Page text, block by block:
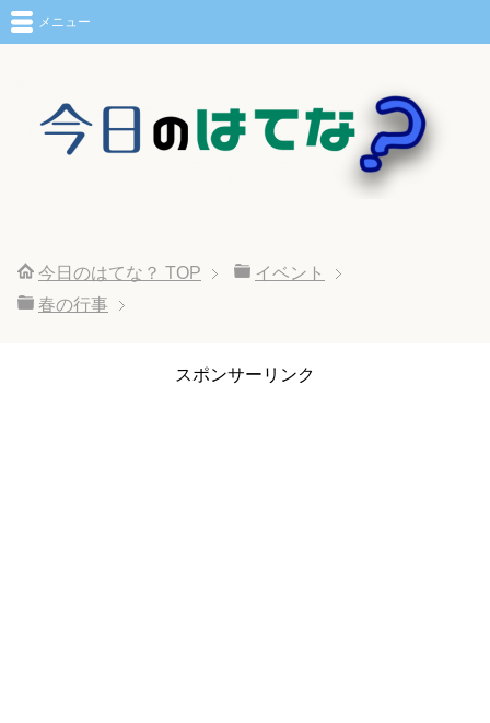
メニュー
今日のはてな？ TOP
イベント
春の行事
スポンサーリンク